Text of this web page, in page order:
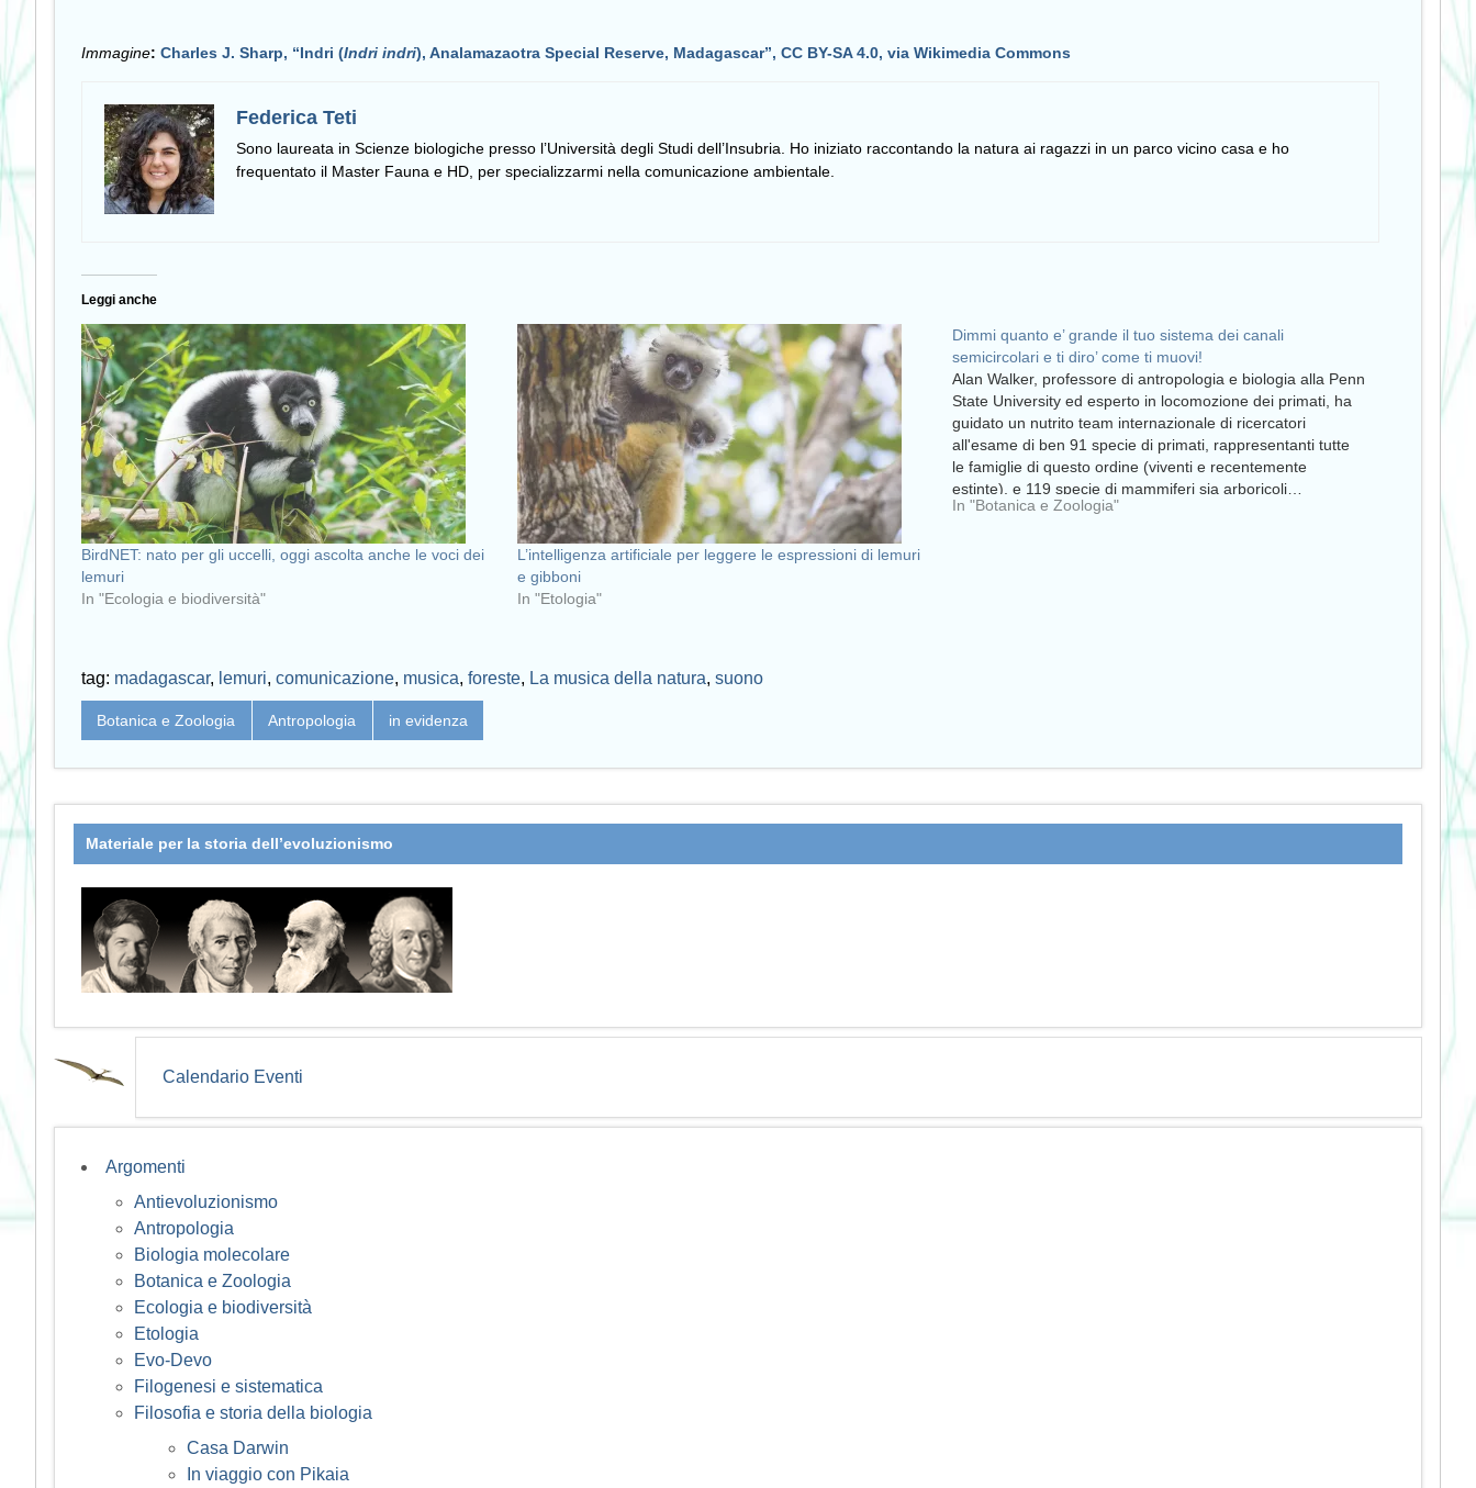
Immagine: Charles J. Sharp, “Indri (Indri indri), Analamazaotra Special Reserve, Madagascar”, CC BY-SA 4.0, via Wikimedia Commons
Federica Teti
Sono laureata in Scienze biologiche presso l’Università degli Studi dell’Insubria. Ho iniziato raccontando la natura ai ragazzi in un parco vicino casa e ho
frequentato il Master Fauna e HD, per specializzarmi nella comunicazione ambientale.
Leggi anche
BirdNET: nato per gli uccelli, oggi ascolta anche le voci dei
lemuri
In "Ecologia e biodiversità"
L’intelligenza artificiale per leggere le espressioni di lemuri
e gibboni
In "Etologia"
Dimmi quanto e’ grande il tuo sistema dei canali
semicircolari e ti diro’ come ti muovi!
Alan Walker, professore di antropologia e biologia alla Penn
State University ed esperto in locomozione dei primati, ha
guidato un nutrito team internazionale di ricercatori
all'esame di ben 91 specie di primati, rappresentanti tutte
le famiglie di questo ordine (viventi e recentemente
estinte), e 119 specie di mammiferi sia arboricoli…
In "Botanica e Zoologia"
tag: madagascar, lemuri, comunicazione, musica, foreste, La musica della natura, suono
Botanica e Zoologia Antropologia in evidenza
Materiale per la storia dell’evoluzionismo
Calendario Eventi
Argomenti
Antievoluzionismo
Antropologia
Biologia molecolare
Botanica e Zoologia
Ecologia e biodiversità
Etologia
Evo-Devo
Filogenesi e sistematica
Filosofia e storia della biologia
Casa Darwin
In viaggio con Pikaia